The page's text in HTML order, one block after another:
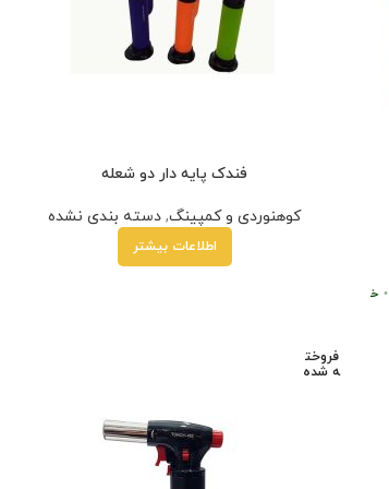
خرید قسطی با ترب‌پی بدون کارمزد
فندک پایه دار دو شعله
کوهنوردی و کمپینگ, دسته بندی نشده
اطلاعات بیشتر
فروخت
ه شده